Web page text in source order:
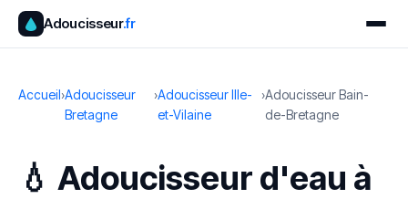
Adoucisseur.fr
Accueil›Adoucisseur
Bretagne
›Adoucisseur Ille-
et-Vilaine
›Adoucisseur Bain-
de-Bretagne
💧 Adoucisseur d'eau à